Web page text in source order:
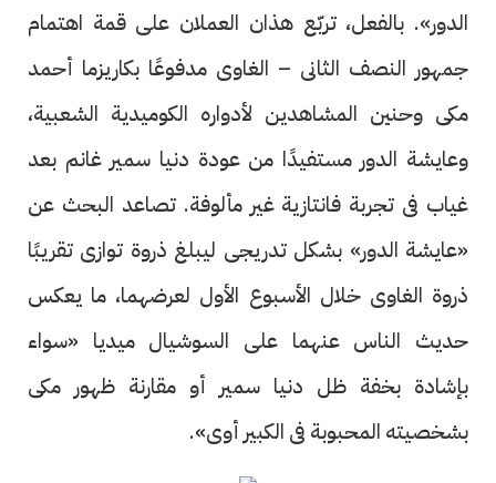
الدور». بالفعل، تربّع هذان العملان على قمة اهتمام
جمهور النصف الثانى – الغاوى مدفوعًا بكاريزما أحمد
مكى وحنين المشاهدين لأدواره الكوميدية الشعبية،
وعايشة الدور مستفيدًا من عودة دنيا سمير غانم بعد
غياب فى تجربة فانتازية غير مألوفة. تصاعد البحث عن
«عايشة الدور» بشكل تدريجى ليبلغ ذروة توازى تقريبًا
ذروة الغاوى خلال الأسبوع الأول لعرضهما، ما يعكس
حديث الناس عنهما على السوشيال ميديا «سواء
بإشادة بخفة ظل دنيا سمير أو مقارنة ظهور مكى
بشخصيته المحبوبة فى الكبير أوى».